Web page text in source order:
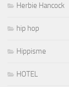
Herbie Hancock
hip hop
Hippisme
HOTEL